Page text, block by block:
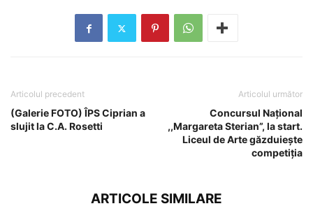
Articolul precedent
(Galerie FOTO) ÎPS Ciprian a
slujit la C.A. Rosetti
Articolul următor
Concursul Național
,,Margareta Sterian”, la start.
Liceul de Arte găzduiește
competiția
ARTICOLE SIMILARE